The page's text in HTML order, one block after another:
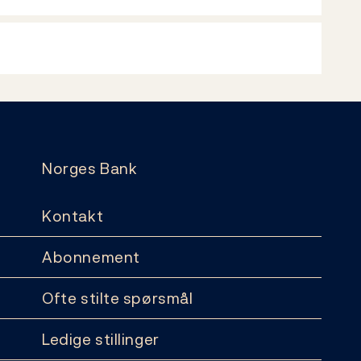
Norges Bank
Kontakt
Abonnement
Ofte stilte spørsmål
Ledige stillinger